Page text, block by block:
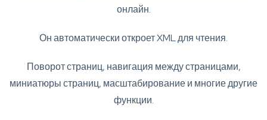
онлайн.
Он автоматически откроет XML для чтения.
Поворот страниц, навигация между страницами,
миниатюры страниц, масштабирование и многие другие
функции.